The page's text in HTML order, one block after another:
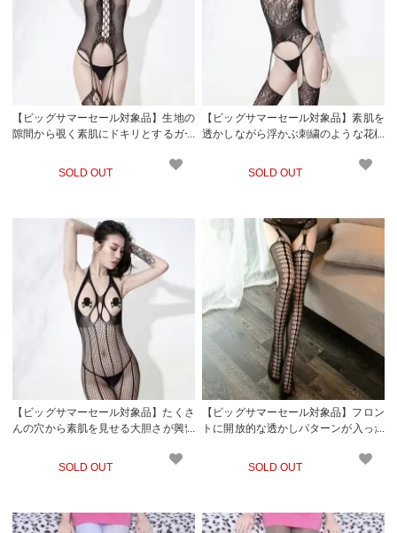
【ビッグサマーセール対象品】生地の
隙間から覗く素肌にドキリとするガー
グ(STOCKING)
SOLD OUT
【ビッグサマーセール対象品】素肌を
透かしながら浮かぶ刺繍のような花模
ンジェリー風ボディストッキング(ST
SOLD OUT
【ビッグサマーセール対象品】たくさ
んの穴から素肌を見せる大胆さが興奮
SOLD OUT
【ビッグサマーセール対象品】フロン
トに開放的な透かしパターンが入った
TOCKING)
SOLD OUT